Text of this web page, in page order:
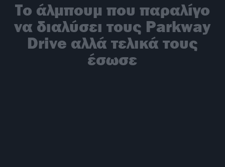
Το άλμπουμ που παραλίγο
να διαλύσει τους Parkway
Drive αλλά τελικά τους
έσωσε